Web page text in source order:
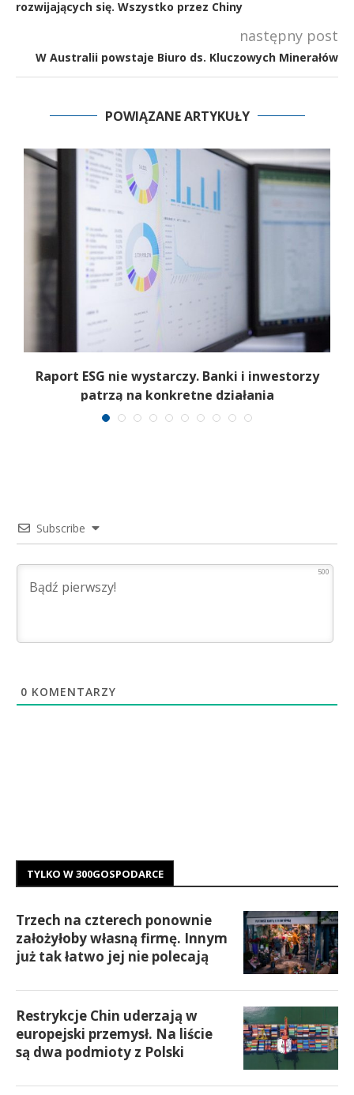
rozwijających się. Wszystko przez Chiny
następny post
W Australii powstaje Biuro ds. Kluczowych Minerałów
POWIĄZANE ARTYKUŁY
Raport ESG nie wystarczy. Banki i inwestorzy
patrzą na konkretne działania
Subscribe
500
0 KOMENTARZY
TYLKO W 300GOSPODARCE
Trzech na czterech ponownie
założyłoby własną firmę. Innym
już tak łatwo jej nie polecają
Restrykcje Chin uderzają w
europejski przemysł. Na liście
są dwa podmioty z Polski